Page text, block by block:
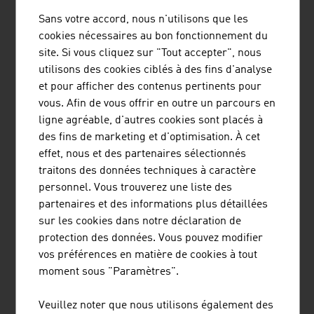
BINDERHOLZ GMBH
La scierie binderholz est un fournisseur complet de
produits en bois massif et de solutions de construction
innovantes. La gamme de produits en bois massif
s'étend du bois de sciage aux biocombustibles en
collés à une ou plusieurs couches, le bois lamellé et le ...
EGLO LEUCHTEN GMBH
Sans votre accord, nous n'utilisons que les
cookies nécessaires au bon fonctionnement du
site. Si vous cliquez sur "Tout accepter", nous
utilisons des cookies ciblés à des fins d'analyse
et pour afficher des contenus pertinents pour
vous. Afin de vous offrir en outre un parcours en
ligne agréable, d'autres cookies sont placés à
des fins de marketing et d'optimisation. À cet
effet, nous et des partenaires sélectionnés
traitons des données techniques à caractère
personnel. Vous trouverez une liste des
partenaires et des informations plus détaillées
sur les cookies dans notre déclaration de
protection des données. Vous pouvez modifier
vos préférences en matière de cookies à tout
moment sous "Paramètres".
Veuillez noter que nous utilisons également des